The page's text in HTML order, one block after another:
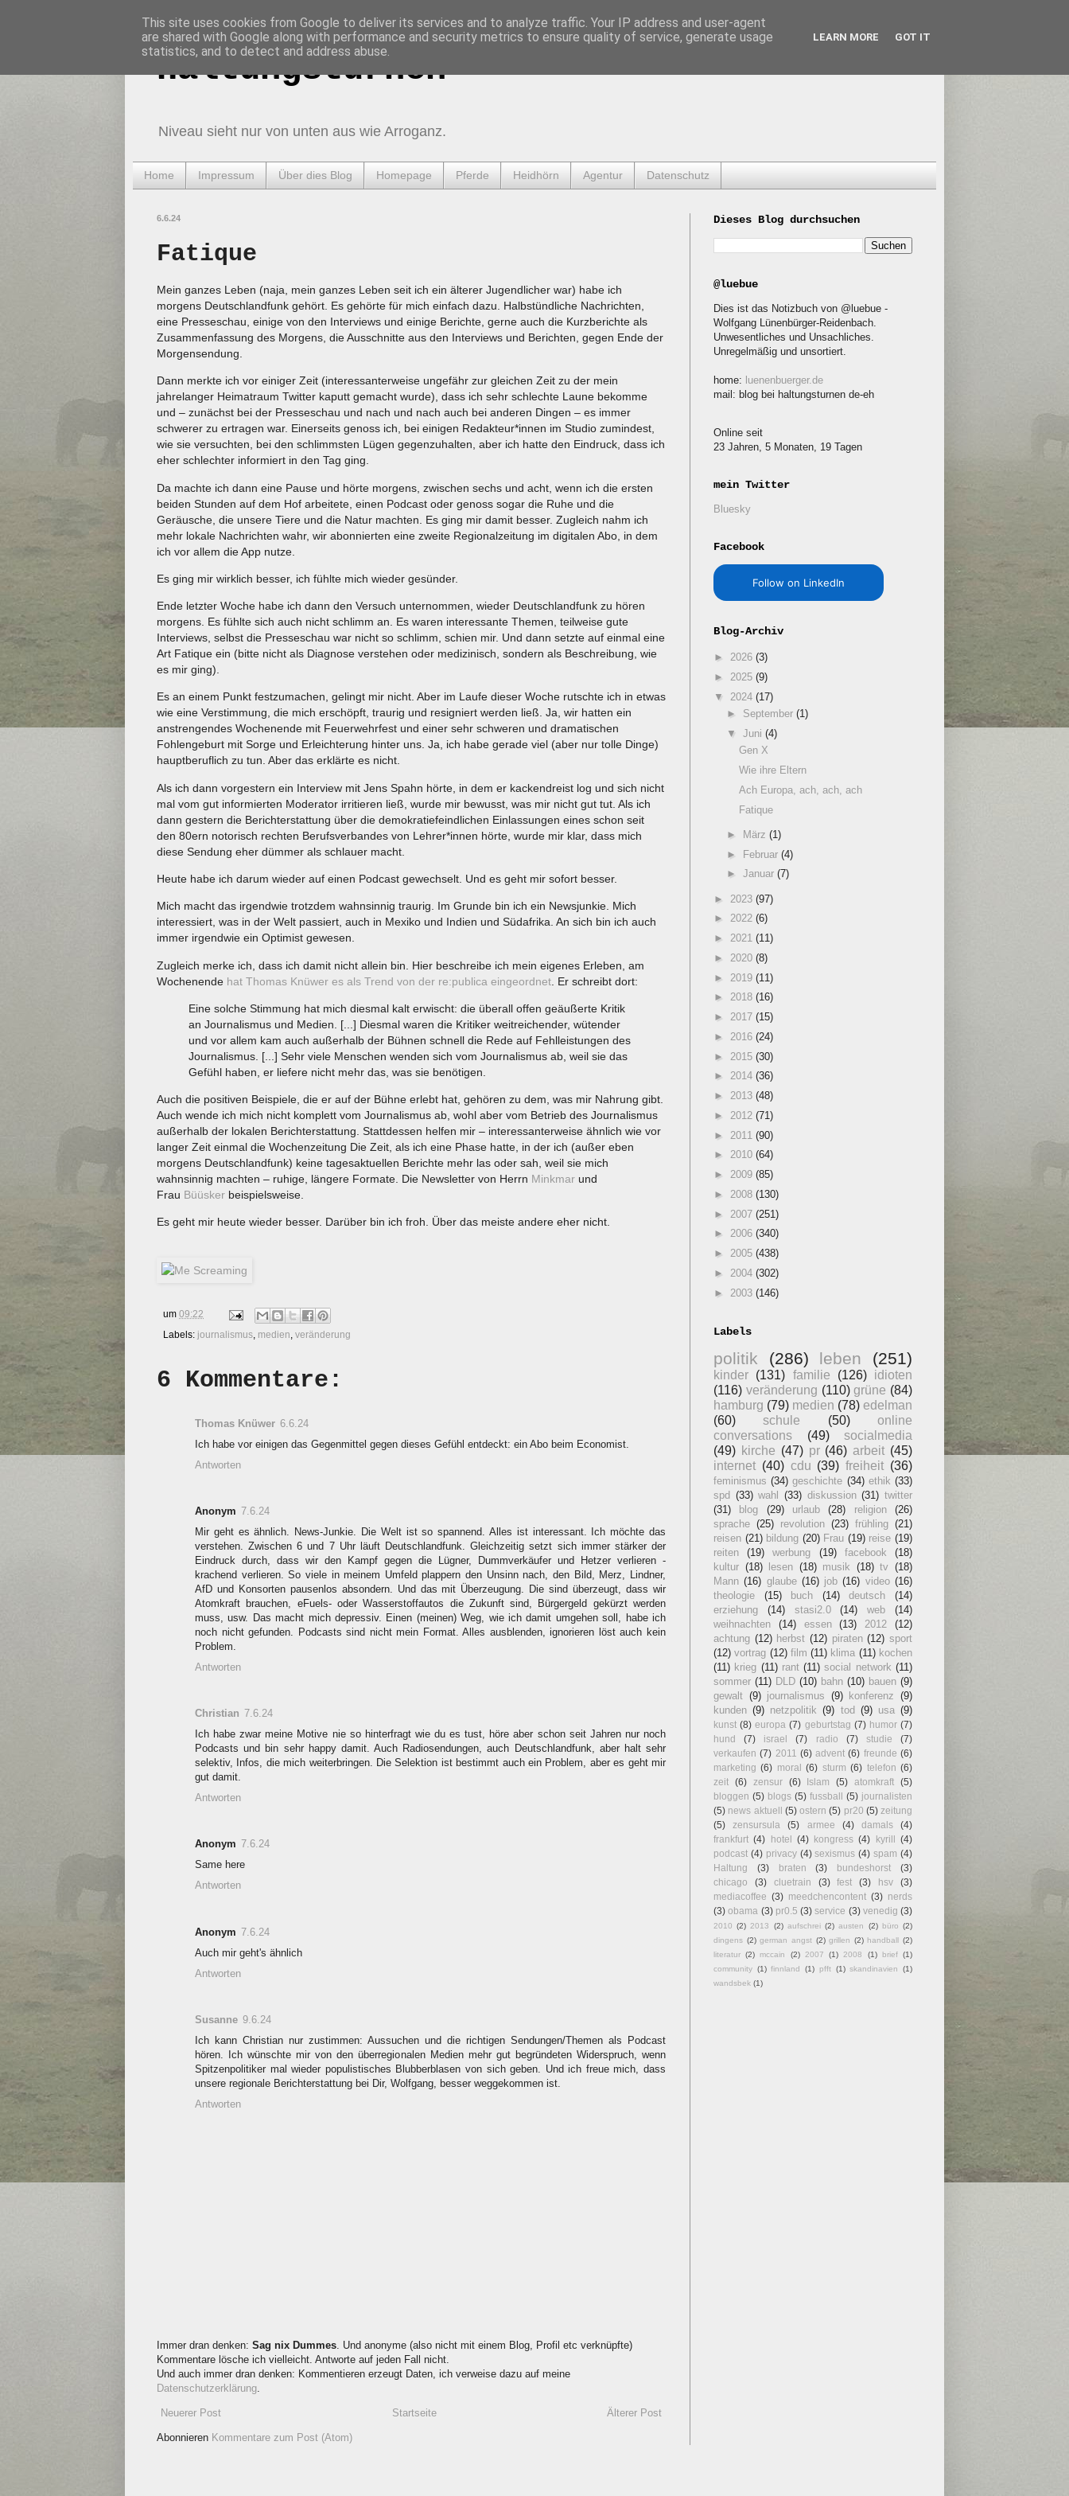
Haltungsturnen
Niveau sieht nur von unten aus wie Arroganz.
Home Impressum Über dies Blog Homepage Pferde Heidhörn Agentur Datenschutz
6.6.24
Fatique
Mein ganzes Leben (naja, mein ganzes Leben seit ich ein älterer Jugendlicher war) habe ich
morgens Deutschlandfunk gehört. Es gehörte für mich einfach dazu. Halbstündliche Nachrichten,
eine Presseschau, einige von den Interviews und einige Berichte, gerne auch die Kurzberichte als
Zusammenfassung des Morgens, die Ausschnitte aus den Interviews und Berichten, gegen Ende der
Morgensendung.
Dann merkte ich vor einiger Zeit (interessanterweise ungefähr zur gleichen Zeit zu der mein
jahrelanger Heimatraum Twitter kaputt gemacht wurde), dass ich sehr schlechte Laune bekomme
und – zunächst bei der Presseschau und nach und nach auch bei anderen Dingen – es immer
schwerer zu ertragen war. Einerseits genoss ich, bei einigen Redakteur*innen im Studio zumindest,
wie sie versuchten, bei den schlimmsten Lügen gegenzuhalten, aber ich hatte den Eindruck, dass ich
eher schlechter informiert in den Tag ging.
Da machte ich dann eine Pause und hörte morgens, zwischen sechs und acht, wenn ich die ersten
beiden Stunden auf dem Hof arbeitete, einen Podcast oder genoss sogar die Ruhe und die
Geräusche, die unsere Tiere und die Natur machten. Es ging mir damit besser. Zugleich nahm ich
mehr lokale Nachrichten wahr, wir abonnierten eine zweite Regionalzeitung im digitalen Abo, in dem
ich vor allem die App nutze.
Es ging mir wirklich besser, ich fühlte mich wieder gesünder.
Ende letzter Woche habe ich dann den Versuch unternommen, wieder Deutschlandfunk zu hören
morgens. Es fühlte sich auch nicht schlimm an. Es waren interessante Themen, teilweise gute
Interviews, selbst die Presseschau war nicht so schlimm, schien mir. Und dann setzte auf einmal eine
Art Fatique ein (bitte nicht als Diagnose verstehen oder medizinisch, sondern als Beschreibung, wie
es mir ging).
Es an einem Punkt festzumachen, gelingt mir nicht. Aber im Laufe dieser Woche rutschte ich in etwas
wie eine Verstimmung, die mich erschöpft, traurig und resigniert werden ließ. Ja, wir hatten ein
anstrengendes Wochenende mit Feuerwehrfest und einer sehr schweren und dramatischen
Fohlengeburt mit Sorge und Erleichterung hinter uns. Ja, ich habe gerade viel (aber nur tolle Dinge)
hauptberuflich zu tun. Aber das erklärte es nicht.
Als ich dann vorgestern ein Interview mit Jens Spahn hörte, in dem er kackendreist log und sich nicht
mal vom gut informierten Moderator irritieren ließ, wurde mir bewusst, was mir nicht gut tut. Als ich
dann gestern die Berichterstattung über die demokratiefeindlichen Einlassungen eines schon seit
den 80ern notorisch rechten Berufsverbandes von Lehrer*innen hörte, wurde mir klar, dass mich
diese Sendung eher dümmer als schlauer macht.
Heute habe ich darum wieder auf einen Podcast gewechselt. Und es geht mir sofort besser.
Mich macht das irgendwie trotzdem wahnsinnig traurig. Im Grunde bin ich ein Newsjunkie. Mich
interessiert, was in der Welt passiert, auch in Mexiko und Indien und Südafrika. An sich bin ich auch
immer irgendwie ein Optimist gewesen.
Zugleich merke ich, dass ich damit nicht allein bin. Hier beschreibe ich mein eigenes Erleben, am
Wochenende hat Thomas Knüwer es als Trend von der re:publica eingeordnet . Er schreibt dort:
Eine solche Stimmung hat mich diesmal kalt erwischt: die überall offen geäußerte Kritik
an Journalismus und Medien. [...] Diesmal waren die Kritiker weitreichender, wütender
und vor allem kam auch außerhalb der Bühnen schnell die Rede auf Fehlleistungen des
Journalismus. [...] Sehr viele Menschen wenden sich vom Journalismus ab, weil sie das
Gefühl haben, er liefere nicht mehr das, was sie benötigen.
Auch die positiven Beispiele, die er auf der Bühne erlebt hat, gehören zu dem, was mir Nahrung gibt.
Auch wende ich mich nicht komplett vom Journalismus ab, wohl aber vom Betrieb des Journalismus
außerhalb der lokalen Berichterstattung. Stattdessen helfen mir – interessanterweise ähnlich wie vor
langer Zeit einmal die Wochenzeitung Die Zeit, als ich eine Phase hatte, in der ich (außer eben
morgens Deutschlandfunk) keine tagesaktuellen Berichte mehr las oder sah, weil sie mich
wahnsinnig machten – ruhige, längere Formate. Die Newsletter von Herrn Minkmar und
Frau Büüsker beispielsweise.
Es geht mir heute wieder besser. Darüber bin ich froh. Über das meiste andere eher nicht.
um 09:22
Labels: journalismus medien veränderung
6 Kommentare:
Thomas Knüwer 6.6.24
Ich habe vor einigen das Gegenmittel gegen dieses Gefühl entdeckt: ein Abo beim Economist.
Antworten
Anonym 7.6.24
Mir geht es ähnlich. News-Junkie. Die Welt ist so spannend. Alles ist interessant. Ich möchte das
verstehen. Zwischen 6 und 7 Uhr läuft Deutschlandfunk. Gleichzeitig setzt sich immer stärker der
Eindruck durch, dass wir den Kampf gegen die Lügner, Dummverkäufer und Hetzer verlieren -
krachend verlieren. So viele in meinem Umfeld plappern den Unsinn nach, den Bild, Merz, Lindner,
AfD und Konsorten pausenlos absondern. Und das mit Überzeugung. Die sind überzeugt, dass wir
Atomkraft brauchen, eFuels- oder Wasserstoffautos die Zukunft sind, Bürgergeld gekürzt werden
muss, usw. Das macht mich depressiv. Einen (meinen) Weg, wie ich damit umgehen soll, habe ich
noch nicht gefunden. Podcasts sind nicht mein Format. Alles ausblenden, ignorieren löst auch kein
Problem.
Antworten
Christian 7.6.24
Ich habe zwar meine Motive nie so hinterfragt wie du es tust, höre aber schon seit Jahren nur noch
Podcasts und bin sehr happy damit. Auch Radiosendungen, auch Deutschlandfunk, aber halt sehr
selektiv, Infos, die mich weiterbringen. Die Selektion ist bestimmt auch ein Problem, aber es geht mir
gut damit.
Antworten
Anonym 7.6.24
Same here
Antworten
Anonym 7.6.24
Auch mir geht's ähnlich
Antworten
Susanne 9.6.24
Ich kann Christian nur zustimmen: Aussuchen und die richtigen Sendungen/Themen als Podcast
hören. Ich wünschte mir von den überregionalen Medien mehr gut begründeten Widerspruch, wenn
Spitzenpolitiker mal wieder populistisches Blubberblasen von sich geben. Und ich freue mich, dass
unsere regionale Berichterstattung bei Dir, Wolfgang, besser weggekommen ist.
Antworten
Immer dran denken: Sag nix Dummes. Und anonyme (also nicht mit einem Blog, Profil etc verknüpfte)
Kommentare lösche ich vielleicht. Antworte auf jeden Fall nicht.
Und auch immer dran denken: Kommentieren erzeugt Daten, ich verweise dazu auf meine
Datenschutzerklärung.
Neuerer Post Älterer Post
Startseite
Abonnieren Kommentare zum Post (Atom)
Dieses Blog durchsuchen
@luebue
Dies ist das Notizbuch von @luebue -
Wolfgang Lünenbürger-Reidenbach.
Unwesentliches und Unsachliches.
Unregelmäßig und unsortiert.
home: luenenbuerger.de
mail: blog bei haltungsturnen de-eh
Online seit
23 Jahren, 5 Monaten, 19 Tagen
mein Twitter
Bluesky
Facebook
Follow on LinkedIn
Blog-Archiv
► 2026 (3)
► 2025 (9)
▼ 2024 (17)
► September (1)
▼ Juni (4)
Gen X
Wie ihre Eltern
Ach Europa, ach, ach, ach
Fatique
► März (1)
► Februar (4)
► Januar (7)
► 2023 (97)
► 2022 (6)
► 2021 (11)
► 2020 (8)
► 2019 (11)
► 2018 (16)
► 2017 (15)
► 2016 (24)
► 2015 (30)
► 2014 (36)
► 2013 (48)
► 2012 (71)
► 2011 (90)
► 2010 (64)
► 2009 (85)
► 2008 (130)
► 2007 (251)
► 2006 (340)
► 2005 (438)
► 2004 (302)
► 2003 (146)
Labels
politik (286) leben (251)
kinder (131) familie (126)
idioten
(116) veränderung (110) grüne (84)
hamburg (79) medien (78) edelman
(60)
schule (50)
online
conversations
(49)
socialmedia
(49) kirche (47) pr (46) arbeit (45)
internet (40) cdu (39) freiheit (36)
feminismus (34) geschichte (34) ethik (33)
spd (33) wahl (33) diskussion (31) twitter
(31)
blog (29) urlaub (28) religion
(26)
sprache (25) revolution (23) frühling (21)
reisen (21) bildung (20) Frau (19) reise (19)
reiten
(19) werbung (19) facebook
(18)
kultur (18) lesen (18) musik (18) tv
(18)
Mann (16) glaube (16) job (16) video (16)
theologie
(15) buch (14) deutsch
(14)
erziehung
(14) stasi2.0 (14) web
(14)
weihnachten
(14) essen (13) 2012
(12)
achtung (12) herbst (12) piraten (12) sport
(12) vortrag (12) film (11) klima (11) kochen
(11) krieg (11) rant (11) social network (11)
sommer (11) DLD (10) bahn (10) bauen (9)
gewalt (9) journalismus (9) konferenz
(9)
kunden (9) netzpolitik (9) tod (9) usa (9)
kunst (8) europa (7) geburtstag (7) humor (7)
hund
(7) israel (7) radio (7) studie
(7)
verkaufen (7) 2011 (6) advent (6) freunde (6)
marketing (6) moral (6) sturm (6) telefon (6)
zeit
(6) zensur (6) Islam (5) atomkraft
(5)
bloggen (5) blogs (5) fussball (5) journalisten
(5) news aktuell (5) ostern (5) pr20 (5) zeitung
(5)
zensursula (5) armee (4) damals
(4)
frankfurt (4) hotel (4) kongress (4) kyrill (4)
podcast (4) privacy (4) sexismus (4) spam (4)
Haltung
(3) braten (3) bundeshorst
(3)
chicago
(3) cluetrain (3) fest (3) hsv
(3)
mediacoffee (3) meedchencontent (3) nerds
(3) obama (3) pr0.5 (3) service (3) venedig (3)
2010 (2) 2013 (2) aufschrei (2) austen (2) büro (2)
dingens (2) german angst (2) grillen (2) handball (2)
literatur (2) mccain (2) 2007 (1) 2008 (1) brief (1)
community (1) finnland (1) pfft (1) skandinavien
(1)
wandsbek (1)
This site uses cookies from Google to deliver its services and to analyze traffic. Your IP address and user-agent
are shared with Google along with performance and security metrics to ensure quality of service, generate usage
statistics, and to detect and address abuse.
LEARN MORE GOT IT